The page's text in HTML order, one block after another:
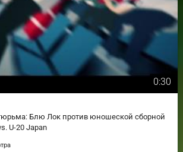
0:30
Блю Лок против юношеской сборной
U-20 Japan